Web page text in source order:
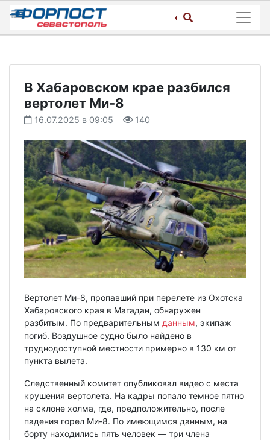
Skip
content
В Хабаровском крае разбился
вертолет Ми-8
16.07.2025 в 09:05 140
Вертолет Ми-8, пропавший при перелете из Охотска
Хабаровского края в Магадан, обнаружен
разбитым. По предварительным данным, экипаж
погиб. Воздушное судно было найдено в
труднодоступной местности примерно в 130 км от
пункта вылета.
Следственный комитет опубликовал видео с места
крушения вертолета. На кадры попало темное пятно
на склоне холма, где, предположительно, после
падения горел Ми-8. По имеющимся данным, на
борту находились пять человек — три члена